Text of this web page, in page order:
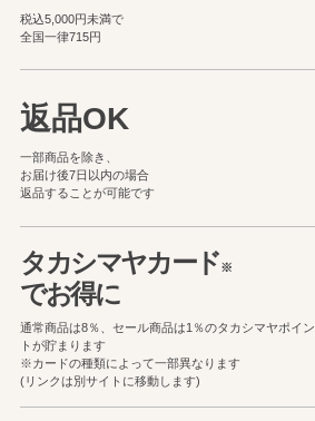
税込5,000円未満で
全国一律715円
返品OK
一部商品を除き、
お届け後7日以内の場合
返品することが可能です
タカシマヤカード※
でお得に
通常商品は8％、セール商品は1％のタカシマヤポイン
トが貯まります
※カードの種類によって一部異なります
(リンクは別サイトに移動します)